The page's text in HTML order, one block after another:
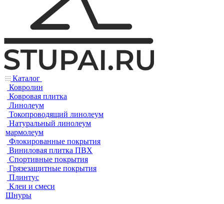
Каталог
Ковролин
Ковровая плитка
Линолеум
Токопроводящий линолеум
Натуральный линолеум
мармолеум
Флокированные покрытия
Виниловая плитка ПВХ
Спортивные покрытия
Грязезащитные покрытия
Плинтус
Клеи и смеси
Шнуры